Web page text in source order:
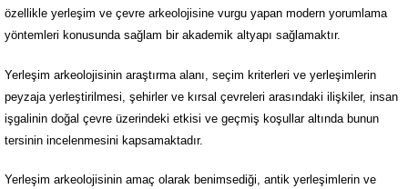
özellikle yerleşim ve çevre arkeolojisine vurgu yapan modern yorumlama
yöntemleri konusunda sağlam bir akademik altyapı sağlamaktır.
Yerleşim arkeolojisinin araştırma alanı, seçim kriterleri ve yerleşimlerin
peyzaja yerleştirilmesi, şehirler ve kırsal çevreleri arasındaki ilişkiler, insan
işgalinin doğal çevre üzerindeki etkisi ve geçmiş koşullar altında bunun
tersinin incelenmesini kapsamaktadır.
Yerleşim arkeolojisinin amaç olarak benimsediği, antik yerleşimlerin ve